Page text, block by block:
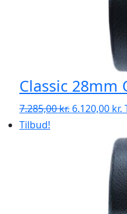
Classic 28mm
7.285,00kr. Den
7.285,00 kr..
6.120,00 kr.
Tilbud!